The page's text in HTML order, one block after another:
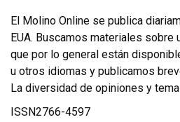
El Molino Online se publica
EUA. Buscamos materiales sobre
que por lo general están
u otros idiomas y publicamos
La diversidad de opiniones y
ISSN2766-4597